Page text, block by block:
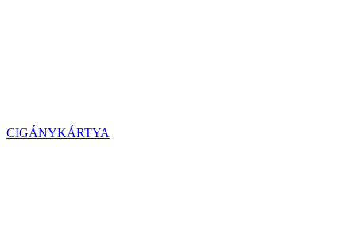
CIGÁNYKÁRTYA